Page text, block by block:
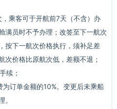
乘客可于开航前7天（不含）办
满员时不予办理；改签至下一航次
按下一航次价格执行，须补足差
次价格比原航次低，差额不退；
续；
订单金额的10%。变更后未乘船
。